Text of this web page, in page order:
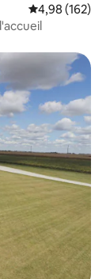
Note
4,98 (162)